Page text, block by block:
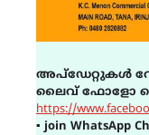
അപ്ഡേറ്റുകൾ
ലൈവ് ഫോളോ
https://
▪ join WhatsApp